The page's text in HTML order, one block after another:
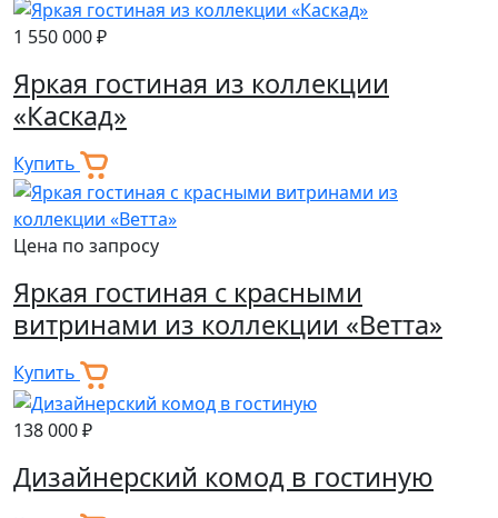
1 550 000 ₽
Яркая гостиная из коллекции
«Каскад»
Купить
Цена по запросу
Яркая гостиная с красными
витринами из коллекции «Ветта»
Купить
138 000 ₽
Дизайнерский комод в гостиную